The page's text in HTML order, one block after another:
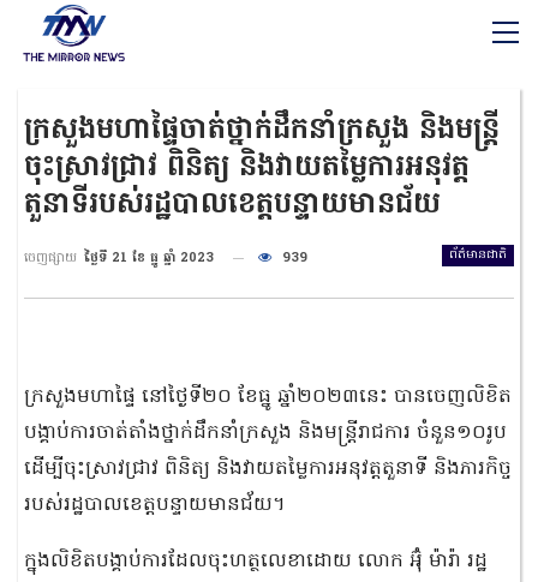
ក្រសួងមហាផ្ទៃចាត់ថ្នាក់ដឹកនាំក្រសួង និងមន្ដ្រី
ចុះស្រាវជ្រាវ ពិនិត្យ និងវាយតម្លៃការអនុវត្ត
តួនាទីរបស់រដ្ឋបាលខេត្តបន្ទាយមានជ័យ
ព័ត៌មានជាតិ
ចេញផ្សាយ ថ្ងៃទី 21 ខែ ធ្នូ ឆ្នាំ 2023 939
ក្រសួងមហាផ្ទៃ នៅថ្ងៃទី២០ ខែធ្នូ ឆ្នាំ២០២៣នេះ បានចេញលិខិត
បង្គាប់ការចាត់តាំងថ្នាក់ដឹកនាំក្រសួង និងមន្ដ្រីរាជការ ចំនួន១០រូប
ដើម្បីចុះស្រាវជ្រាវ ពិនិត្យ និងវាយតម្លៃការអនុវត្តតួនាទី និងភារកិច្ច
របស់រដ្ឋបាលខេត្តបន្ទាយមានជ័យ។
ក្នុងលិខិតបង្គាប់ការដែលចុះហត្ថលេខាដោយ លោក អ៊ុំ ម៉ារ៉ា រដ្ឋ